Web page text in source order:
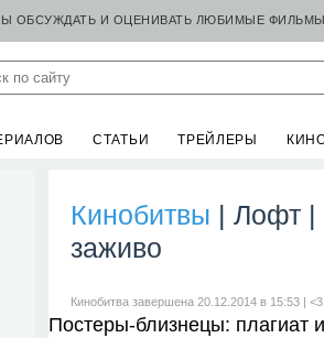
ОБСУЖДАТЬ И ОЦЕНИВАТЬ ЛЮБИМЫЕ
СТАТЬИ ТРЕЙЛЕРЫ
Кинобитвы | Лофт |
заживо
Кинобитва завершена 20.12.2014 в 15:53 | <3
Постеры-близнецы: плагиат